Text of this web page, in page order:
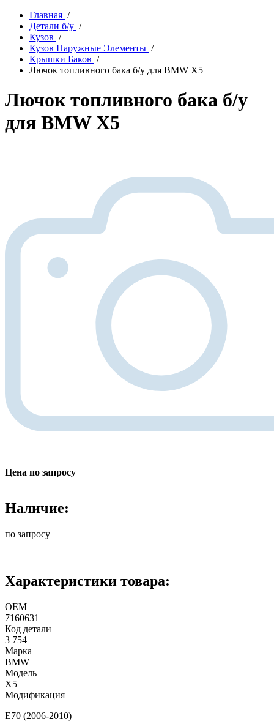
Главная /
Детали б/у /
Кузов /
Кузов Наружные Элементы /
Крышки Баков /
Лючок топливного бака б/у для BMW X5
Лючок топливного бака б/у
для BMW X5
Цена по запросу
Наличие:
по запросу
Характеристики товара:
ОЕМ
7160631
Код детали
3 754
Марка
BMW
Модель
X5
Модификация
E70 (2006-2010)